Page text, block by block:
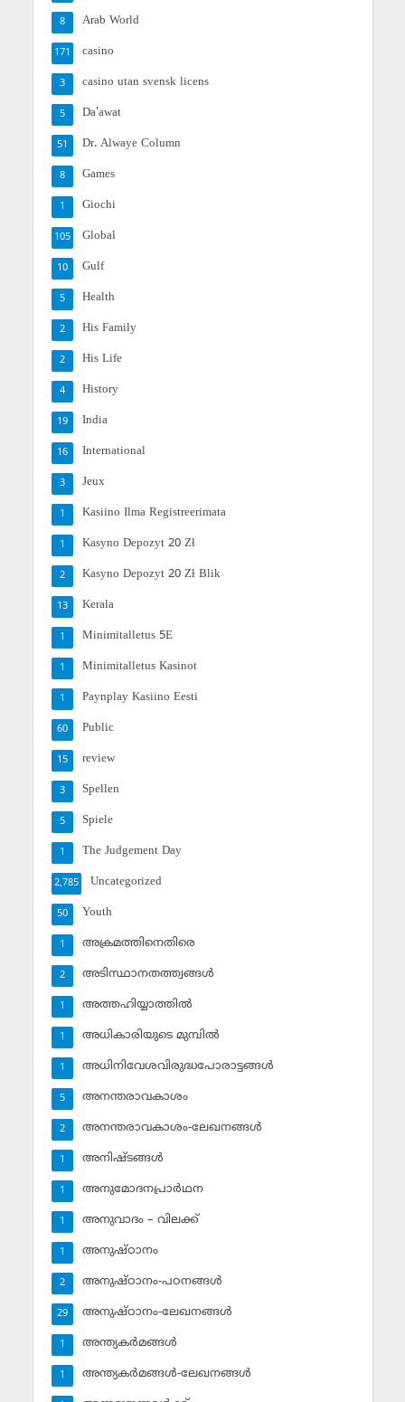
Arab World
8
casino
171
casino utan svensk licens
3
Da'awat
5
Dr. Alwaye Column
51
Games
8
Giochi
1
Global
105
Gulf
10
Health
5
His Family
2
His Life
2
History
4
India
19
International
16
Jeux
3
Kasiino Ilma Registreerimata
1
Kasyno Depozyt 20 Zł
1
Kasyno Depozyt 20 Zł Blik
2
Kerala
13
Minimitalletus 5E
1
Minimitalletus Kasinot
1
Paynplay Kasiino Eesti
1
Public
60
review
15
Spellen
3
Spiele
5
The Judgement Day
1
Uncategorized
2,785
Youth
50
അക്രമത്തിനെതിരെ
1
അടിസ്ഥാനതത്ത്വങ്ങള്‍
2
അത്തഹിയ്യാത്തില്‍
1
അധികാരിയുടെ മുമ്പില്‍
1
അധിനിവേശവിരുദ്ധപോരാട്ടങ്ങള്‍
1
അനന്തരാവകാശം
5
അനന്തരാവകാശം-ലേഖനങ്ങള്‍
2
അനിഷ്ടങ്ങള്‍
1
അനുമോദനപ്രാര്‍ഥന
1
അനുവാദം – വിലക്ക്‌
1
അനുഷ്ഠാനം
1
അനുഷ്ഠാനം-പഠനങ്ങള്‍
2
അനുഷ്ഠാനം-ലേഖനങ്ങള്‍
29
അന്ത്യകര്‍മങ്ങള്‍
1
അന്ത്യകര്‍മങ്ങള്‍-ലേഖനങ്ങള്‍
1